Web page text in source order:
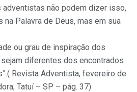
adventistas não podem dizer isso,
Palavra de Deus, mas em sua
ou grau de inspiração dos
diferentes dos encontrados
Revista Adventista, fevereiro de
Tatuí – SP – pág. 37).